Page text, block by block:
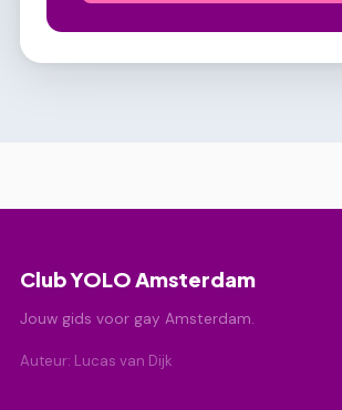
Club YOLO Amsterdam
Jouw gids voor gay Amsterdam.
Auteur: Lucas van Dijk